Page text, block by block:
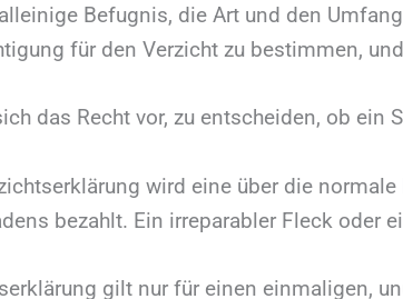
Befugnis, die Art und den
für den Verzicht zu bestimmen,
das Recht vor, zu entscheiden, ob
wird eine über die
bezahlt. Ein irreparabler Fleck oder
gilt nur für einen einmaligen,